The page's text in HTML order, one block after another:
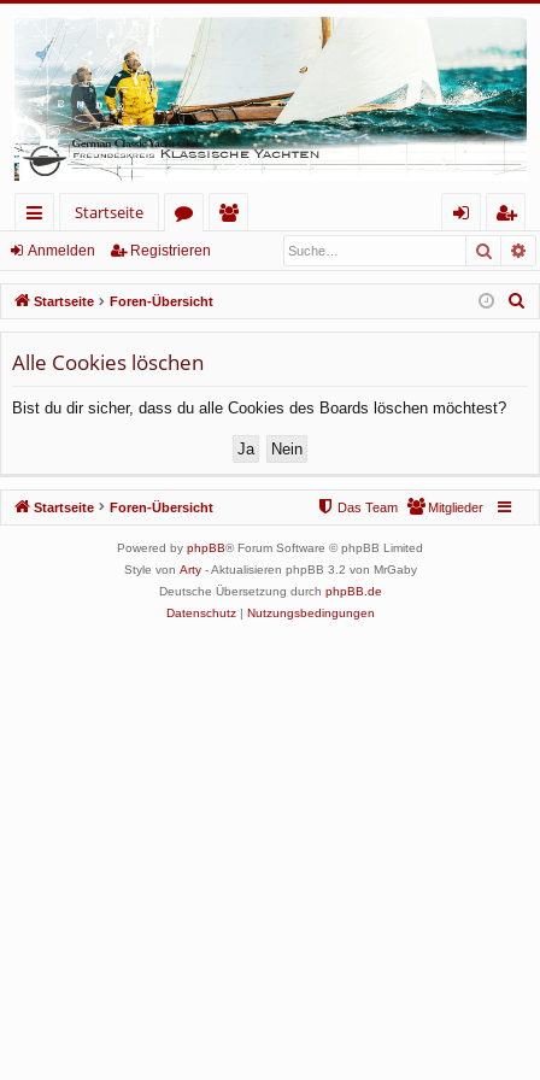
ch
ne
llz
ug
rif
Startseite
or
en
lie
de
m
el
n
eg
ist
rie
n
Anmelden Registrieren
Startseite Foren-Übersicht
Alle Cookies löschen
Bist du dir sicher, dass du alle Cookies des Boards löschen möchtest?
Startseite Foren-Übersicht Mitglieder
Das Team
Powered by phpBB® Forum Software © phpBB Limited
Style von Arty- Aktualisieren phpBB 3.2 von MrGaby
Deutsche Übersetzung durch phpBB.de
Datenschutz| Nutzungsbedingungen